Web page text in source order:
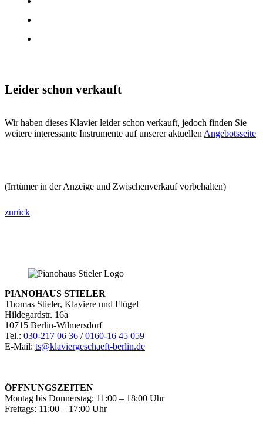
Leider schon verkauft
Wir haben dieses Klavier leider schon verkauft, jedoch finden Sie
weitere interessante Instrumente auf unserer aktuellen Angebotsseite
(Irrtümer in der Anzeige und Zwischenverkauf vorbehalten)
zurück
PIANOHAUS STIELER
Thomas Stieler, Klaviere und Flügel
Hildegardstr. 16a
10715 Berlin-Wilmersdorf
Tel.: 030-217 06 36 /0160-16 45 059
E-Mail: ts@klaviergeschaeft-berlin.de
ÖFFNUNGSZEITEN
Montag bis Donnerstag: 11:00 – 18:00 Uhr
Freitags: 11:00 – 17:00 Uhr